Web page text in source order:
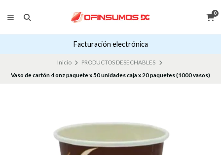
0
Facturación electrónica
Inicio
PRODUCTOS DESECHABLES
Vaso de cartón 4 onz paquete x 50 unidades caja x 20 paquetes (1000 vasos)